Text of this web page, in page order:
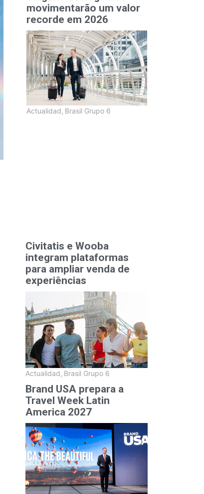
movimentarão um valor
recorde em 2026
Actualidad, Brasil Grupo 6
Civitatis e Wooba
integram plataformas
para ampliar venda de
experiências
Actualidad, Brasil Grupo 6
Brand USA prepara a
Travel Week Latin
America 2027